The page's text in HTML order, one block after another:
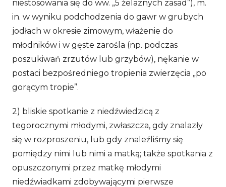
niestosowania się do ww. „5 żelaznych zasad”), m.
in. w wyniku podchodzenia do gawr w grubych
jodłach w okresie zimowym, włażenie do
młodników i w gęste zarośla (np. podczas
poszukiwań zrzutów lub grzybów), nękanie w
postaci bezpośredniego tropienia zwierzęcia „po
gorącym tropie”.
2) bliskie spotkanie z niedźwiedzicą z
tegorocznymi młodymi, zwłaszcza, gdy znalazły
się w rozproszeniu, lub gdy znaleźliśmy się
pomiędzy nimi lub nimi a matką; także spotkania z
opuszczonymi przez matkę młodymi
niedźwiadkami zdobywającymi pierwsze